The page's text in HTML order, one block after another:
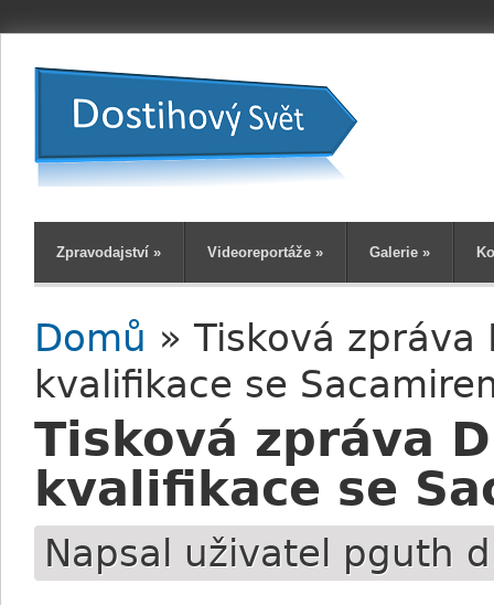
Zpravodajství » Videoreportáže » Galerie »
Jste zde
Domů » Tisková zpráva
kvalifikace se
Tisková zpráva
kvalifikace se
Napsal uživatel pguth